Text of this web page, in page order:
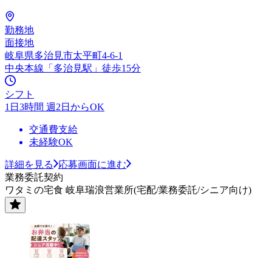
勤務地
面接地
岐阜県多治見市太平町4-6-1
中央本線「多治見駅」徒歩15分
シフト
1日3時間 週2日からOK
交通費支給
未経験OK
詳細を見る
応募画面に進む
業務委託契約
ワタミの宅食 岐阜瑞浪営業所(宅配/業務委託/シニア向け)